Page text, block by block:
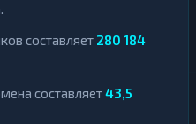
составляет 280 184
составляет43,5